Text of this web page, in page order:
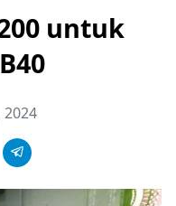
untuk
2024